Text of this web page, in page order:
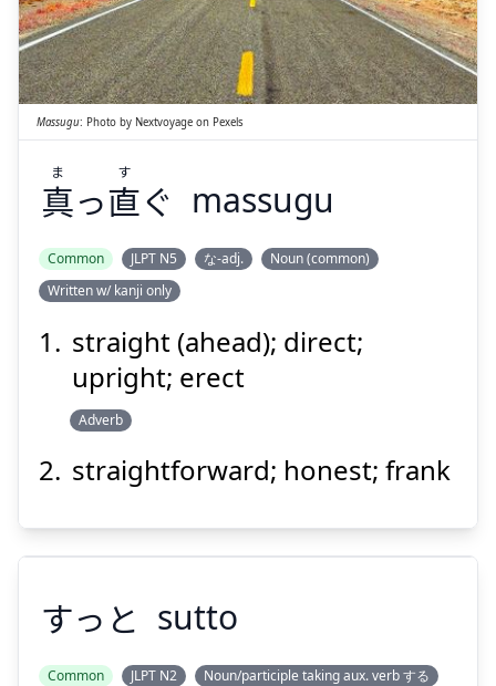
真
っ
直
ぐ
ま
す
Massugu: Photo by Nextvoyage on Pexels
真っ直ぐ
ま す
massugu
Common JLPT N5 な-adj.
Noun (common)
Written w/ kanji only
straight (ahead); direct;
upright; erect
Adverb
straightforward; honest; frank
すっと sutto
Common JLPT N2 Noun/participle taking aux. verb する